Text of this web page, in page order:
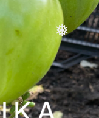
❅
❅